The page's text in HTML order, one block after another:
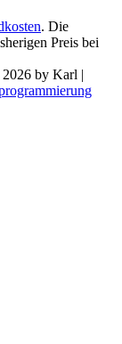
. Die
Preis bei
by Karl |